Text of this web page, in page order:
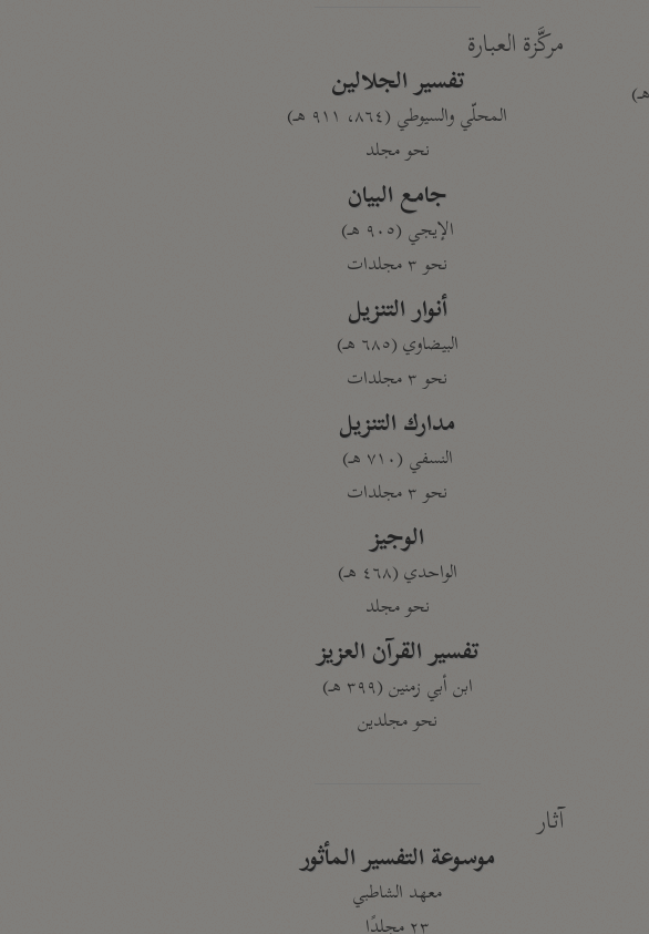
مركَّزة العبارة
تفسير الجلالين
المحلّي والسيوطي (٨٦٤، ٩١١ هـ)
نحو مجلد
جامع البيان
الإيجي (٩٠٥ هـ)
نحو ٣ مجلدات
أنوار التنزيل
البيضاوي (٦٨٥ هـ)
نحو ٣ مجلدات
مدارك التنزيل
النسفي (٧١٠ هـ)
نحو ٣ مجلدات
الوجيز
الواحدي (٤٦٨ هـ)
نحو مجلد
تفسير القرآن العزيز
ابن أبي زمنين (٣٩٩ هـ)
نحو مجلدين
آثار
موسوعة التفسير المأثور
معهد الشاطبي